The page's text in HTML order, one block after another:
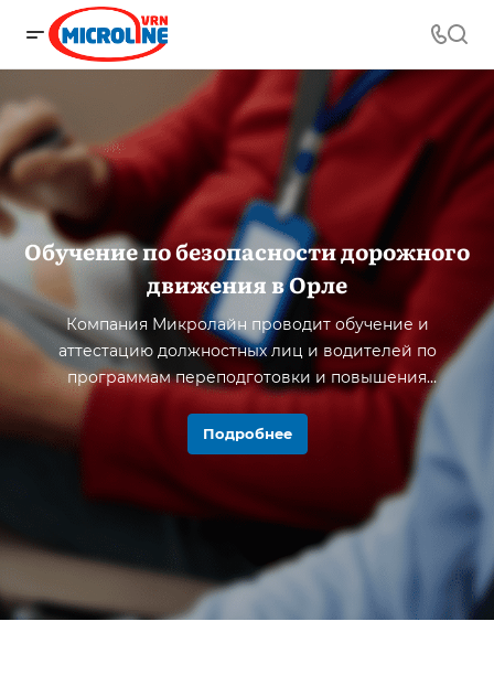
Обучение по безопасности дорожного
движения в Орле
Компания Микролайн проводит обучение и
аттестацию должностных лиц и водителей по
программам переподготовки и повышения
квалификации в Орле и области.
Подробнее